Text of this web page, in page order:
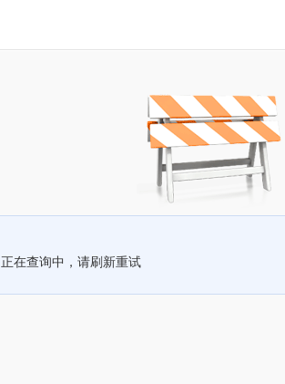
正在查询中，请刷新重试